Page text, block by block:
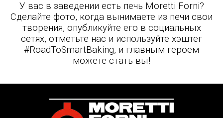
У вас в заведении есть печь Moretti Forni?
Сделайте фото, когда вынимаете из печи свои
творения, опубликуйте его в социальных
сетях, отметьте нас и используйте хэштег
#RoadToSmartBaking, и главным героем
можете стать вы!